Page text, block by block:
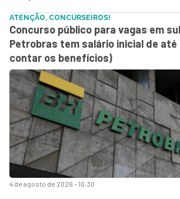
4 de agosto de 2026 - 10:30
ATENÇÃO, CONCURSEIROS!
Concurso público para vagas em
Petrobras tem salário inicial de até
contar os benefícios)